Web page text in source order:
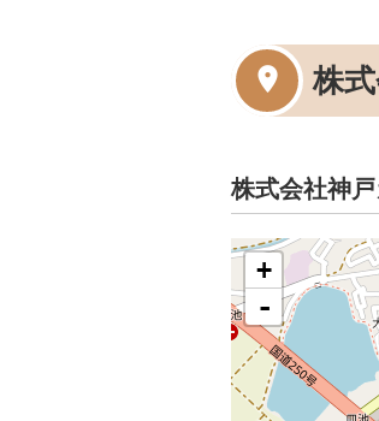
株
株式会社神
+
-